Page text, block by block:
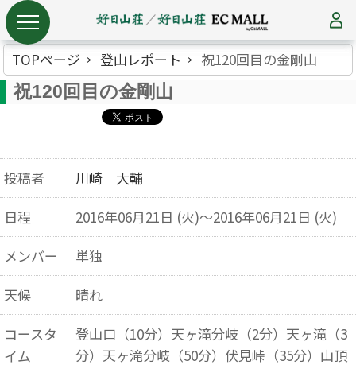
TOPページ 登山レポート 祝120回目の金剛山
祝120回目の金剛山
投稿者
川崎 大輔
日程
2016年06月21日 (火)～2016年06月21日 (火)
メンバー
単独
天候
晴れ
コースタ
イム
登山口（10分）天ヶ滝分岐（2分）天ヶ滝（3
分）天ヶ滝分岐（50分）伏見峠（35分）山頂